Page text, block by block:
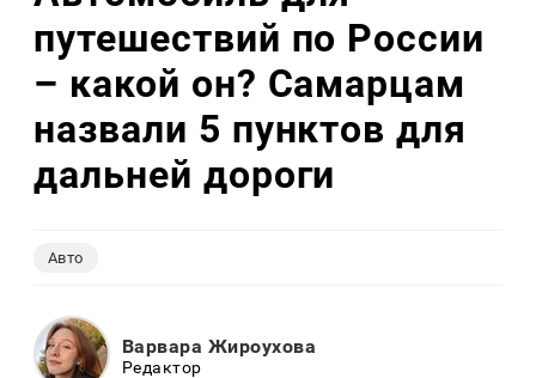
путешествий по России
– какой он? Самарцам
назвали 5 пунктов для
дальней дороги
Авто
Варвара Жироухова
Редактор